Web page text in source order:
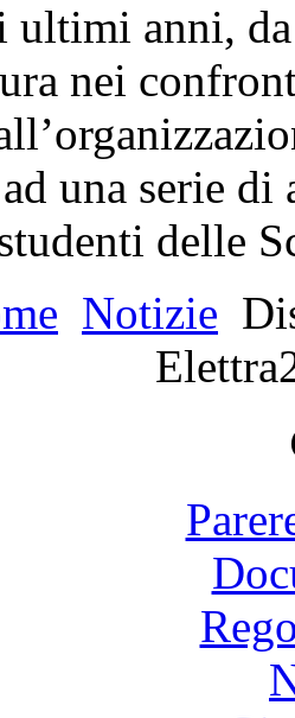
ultimi anni, da
nei
una serie
delle
Notizie